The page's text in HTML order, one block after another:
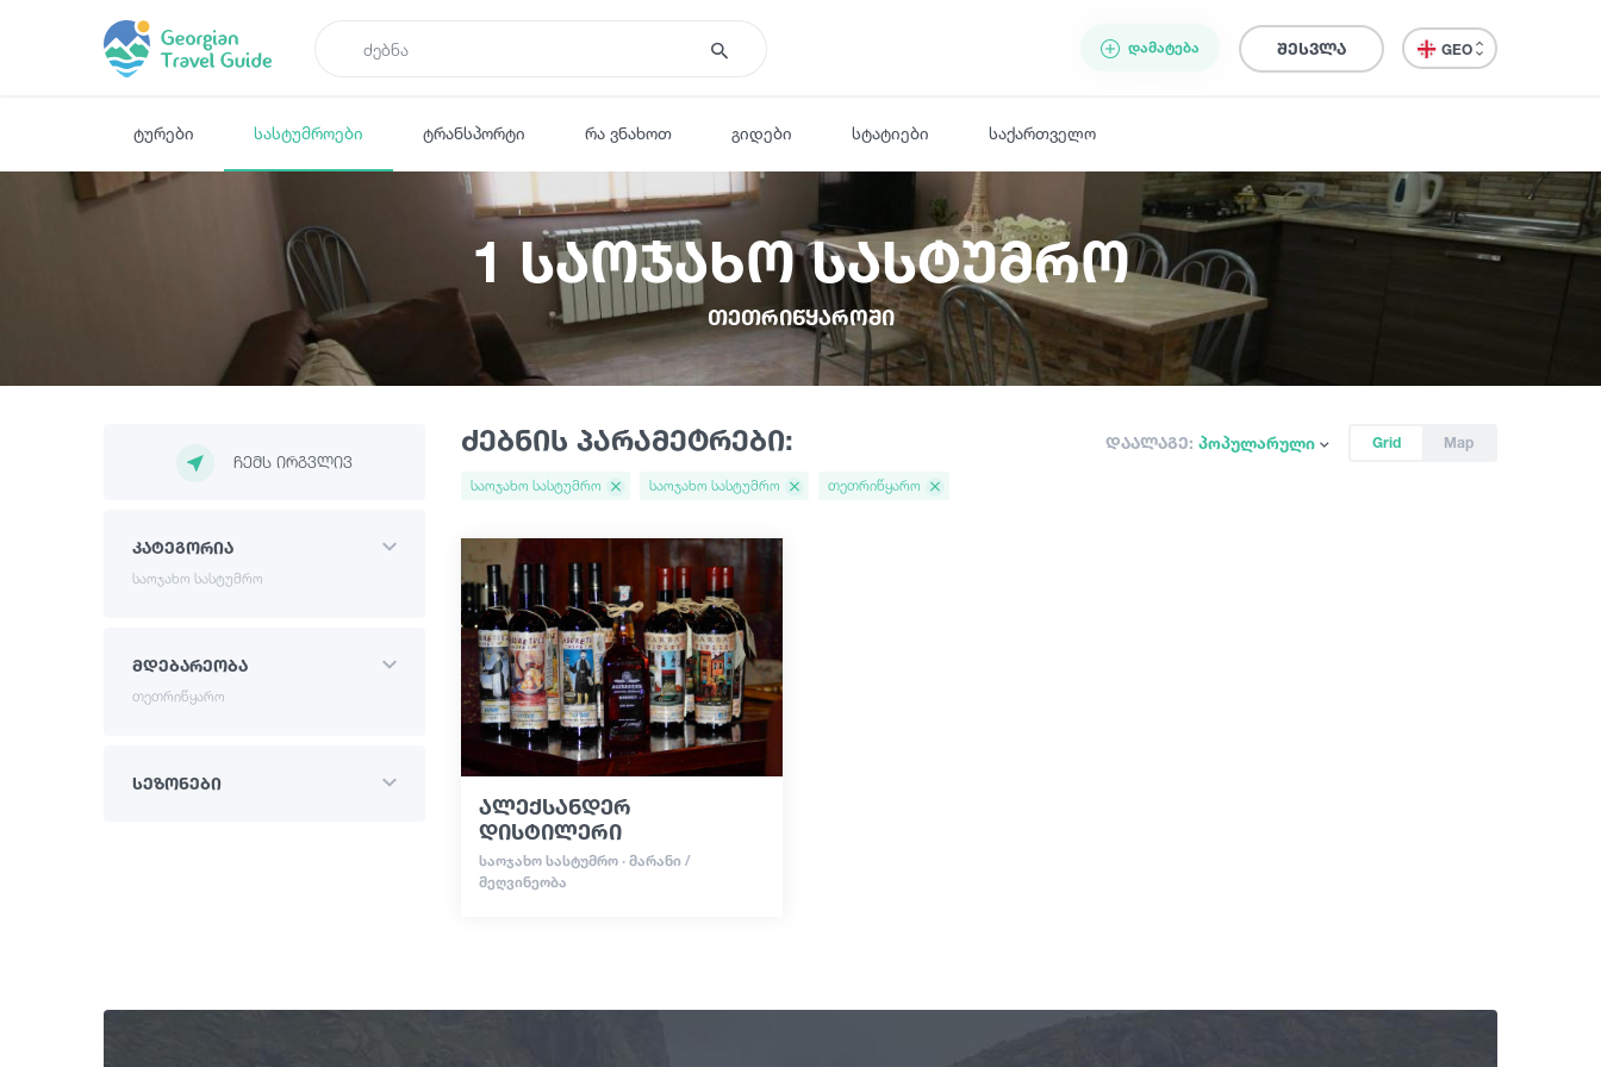
ᲓᲐᲛᲐᲢᲔᲑᲐ შესვლა GEO
ტურები სასტუმროები ტრანსპორტი რა ვნახოთ გიდები სტატიები საქართველო
1 საოჯახო სასტუმრო
თეთრიწყაროში
ჩემს ირგვლივ
კატეგორია
საოჯახო სასტუმრო
მდებარეობა
თეთრიწყარო
სეზონები
ძებნის პარამეტრები: Grid Map
დაალაგე: პოპულარული
საოჯახო სასტუმრო საოჯახო სასტუმრო თეთრიწყარო
ალექსანდერ
დისტილერი
ᲡᲐᲝᲯᲐᲮᲝ ᲡᲐᲡᲢᲣᲛᲠᲝ · ᲛᲐᲠᲐᲜᲘ /
ᲛᲔᲦᲕᲘᲜᲔᲝᲑᲐ